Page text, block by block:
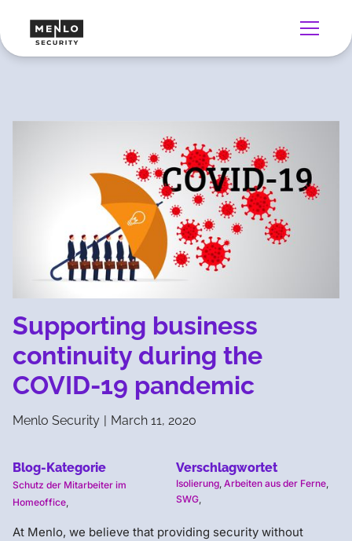
Supporting business
continuity during the
COVID-19 pandemic
Menlo Security March 11, 2020
Blog-Kategorie
Schutz der Mitarbeiter im
Homeoffice,
Verschlagwortet
Isolierung, Arbeiten aus der Ferne,
SWG,
At Menlo, we believe that providing security without